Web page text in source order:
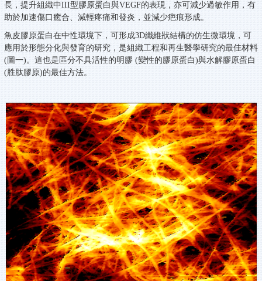
長，提升組織中III型膠原蛋白與VEGF的表現，亦可減少過敏作用，有
助於加速傷口癒合、減輕疼痛和發炎，並減少疤痕形成。
魚皮膠原蛋白在中性環境下，可形成3D纖維狀結構的仿生微環境，可
應用於形態分化與發育的研究，是組織工程和再生醫學研究的最佳材料
(圖一)。這也是區分不具活性的明膠 (變性的膠原蛋白)與水解膠原蛋白
(胜肽膠原)的最佳方法。